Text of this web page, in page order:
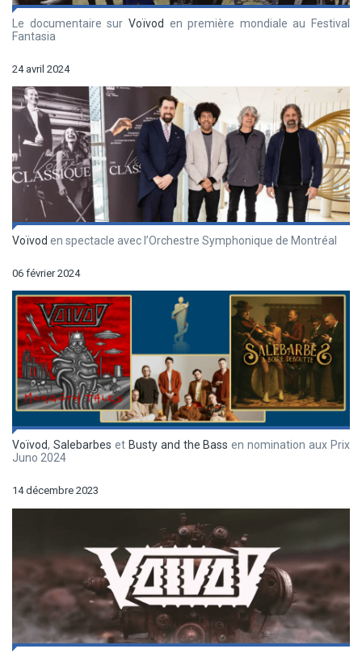
Le documentaire sur Voïvod en première mondiale au Festival
Fantasia
24 avril 2024
Voïvod en spectacle avec l’Orchestre Symphonique de Montréal
06 février 2024
Voïvod, Salebarbes et Busty and the Bass en nomination aux Prix
Juno 2024
14 décembre 2023